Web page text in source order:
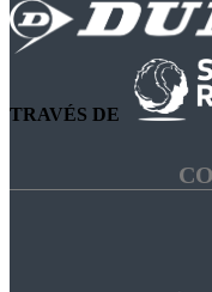
TRAVÉS DE